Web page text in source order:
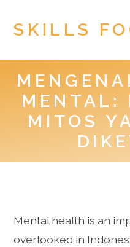
SKILLS
HOME
PRIVACY POLICY
TOGEL HONGKONG
MENTAL:
MITOS
Mental health is an
overlooked in